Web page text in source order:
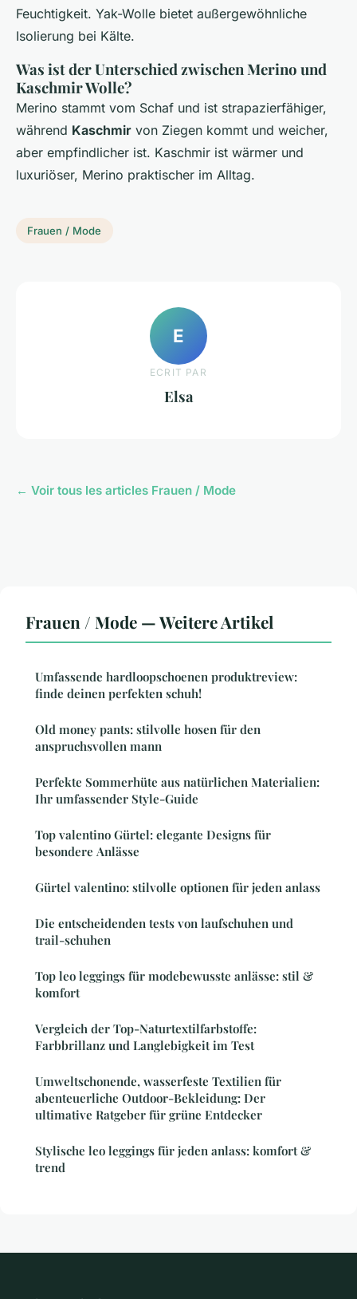
Feuchtigkeit. Yak-Wolle bietet außergewöhnliche
Isolierung bei Kälte.
Was ist der Unterschied zwischen Merino und
Kaschmir Wolle?
Merino stammt vom Schaf und ist strapazierfähiger,
während Kaschmir von Ziegen kommt und weicher,
aber empfindlicher ist. Kaschmir ist wärmer und
luxuriöser, Merino praktischer im Alltag.
Frauen / Mode
E
ECRIT PAR
Elsa
← Voir tous les articles Frauen / Mode
Frauen / Mode — Weitere Artikel
Umfassende hardloopschoenen produktreview:
finde deinen perfekten schuh!
Old money pants: stilvolle hosen für den
anspruchsvollen mann
Perfekte Sommerhüte aus natürlichen Materialien:
Ihr umfassender Style-Guide
Top valentino Gürtel: elegante Designs für
besondere Anlässe
Gürtel valentino: stilvolle optionen für jeden anlass
Die entscheidenden tests von laufschuhen und
trail-schuhen
Top leo leggings für modebewusste anlässe: stil &
komfort
Vergleich der Top-Naturtextilfarbstoffe:
Farbbrillanz und Langlebigkeit im Test
Umweltschonende, wasserfeste Textilien für
abenteuerliche Outdoor-Bekleidung: Der
ultimative Ratgeber für grüne Entdecker
Stylische leo leggings für jeden anlass: komfort &
trend